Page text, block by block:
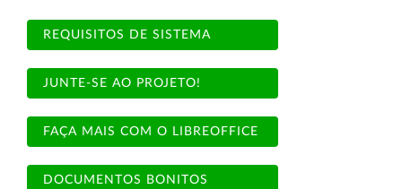
REQUISITOS DE SISTEMA
JUNTE-SE AO PROJETO!
FAÇA MAIS COM O LIBREOFFICE
DOCUMENTOS BONITOS